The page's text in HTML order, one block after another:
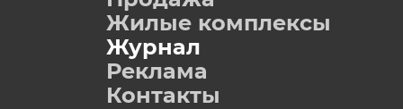
Жилые комплексы
Журнал
Реклама
Контакты